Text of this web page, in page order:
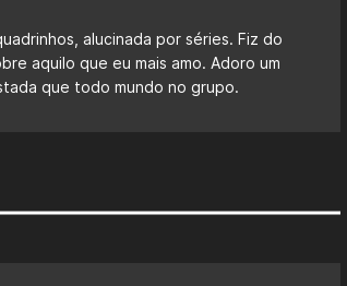
alucinada por séries. Fiz do
aquilo que eu mais amo. Adoro um
que todo mundo no grupo.